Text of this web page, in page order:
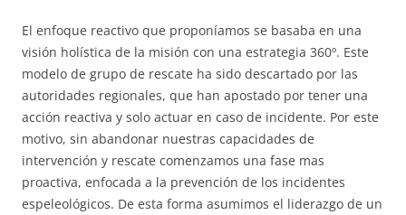
El enfoque reactivo que proponíamos se basaba en una
visión holística de la misión con una estrategia 360º. Este
modelo de grupo de rescate ha sido descartado por las
autoridades regionales, que han apostado por tener una
acción reactiva y solo actuar en caso de incidente. Por este
motivo, sin abandonar nuestras capacidades de
intervención y rescate comenzamos una fase mas
proactiva, enfocada a la prevención de los incidentes
espeleológicos. De esta forma asumimos el liderazgo de un